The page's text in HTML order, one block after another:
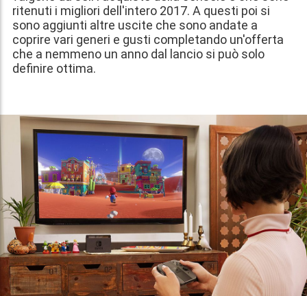
ritenuti i migliori dell'intero 2017. A questi poi si
sono aggiunti altre uscite che sono andate a
coprire vari generi e gusti completando un'offerta
che a nemmeno un anno dal lancio si può solo
definire ottima.